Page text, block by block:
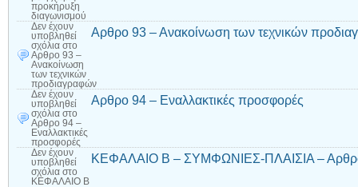
προκήρυξη
διαγωνισμού
Δεν έχουν
υποβληθεί
σχόλια στο
Αρθρο 93 –
Ανακοίνωση
των τεχνικών
προδιαγραφών
Αρθρο 93 – Ανακοίνωση των τεχνικών
Δεν έχουν
υποβληθεί
σχόλια στο
Αρθρο 94 –
Εναλλακτικές
προσφορές
Αρθρο 94 – Εναλλακτικές προσφορές
Δεν έχουν
υποβληθεί
σχόλια στο
ΚΕΦΑΛΑΙΟ Β
ΚΕΦΑΛΑΙΟ Β – ΣΥΜΦΩΝΙΕΣ-ΠΛΑΙΣΙΑ – Αρθρο